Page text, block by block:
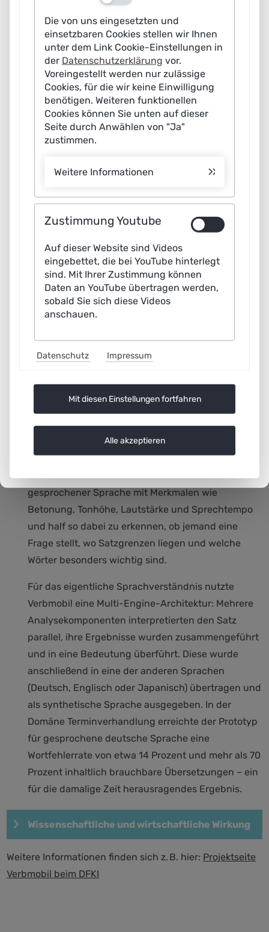
Demonstrationen und Einordnungen aus dieser Zeit, wie
wegweisend die entwickelten Technologien für
Übersetzungs- und Sprachassistenzsysteme waren. Das
Video ist hier abrufbar:Verbmobil - Multilinguale
Verarbeitung von Spontansprache - YouTube
„Im Unterschied zu vorangegangenen
Dialogübersetzungssystemen hat Verbmobil
Es benutzt ein explizites Dialoggedächtnis und
erklärte Projektleiter Prof. Dr. Dr. h.c. mult.
Wolfgang Wahlster die Innovation. Das
Englischen als ‚before‘ oder ‚in front of‘
übersetzt, abhängig davon, ob es in einem
zeitlichen oder in einem räumlichen Kontext
verwendet wird.“
erklärt
Gesprochenes wurde zunächst als digitales
Sprachsignal aufgenommen. Die Spracherkennung
erzeugte daraus ein Modell möglicher Wortfolgen.
Ein Prosodie-Modul analysierte die Klanggestaltung
gesprochener Sprache mit Merkmalen wie
Betonung, Tonhöhe, Lautstärke und Sprechtempo
und half so dabei zu erkennen, ob jemand eine
Frage stellt, wo Satzgrenzen liegen und welche
Wörter besonders wichtig sind.
Für das eigentliche Sprachverständnis nutzte
Verbmobil eine Multi-Engine-Architektur: Mehrere
Analysekomponenten interpretierten den Satz
parallel, ihre Ergebnisse wurden zusammengeführt
und in eine Bedeutung überführt. Diese wurde
anschließend in eine der anderen Sprachen
(Deutsch, Englisch oder Japanisch) übertragen und
als synthetische Sprache ausgegeben. In der
Domäne Terminverhandlung erreichte der Prototyp
für gesprochene deutsche Sprache eine
Wortfehlerrate von etwa 14 Prozent und mehr als 70
Prozent inhaltlich brauchbare Übersetzungen – ein
für die damalige Zeit herausragendes Ergebnis.
Wissenschaftliche und wirtschaftliche Wirkung
Weitere Informationen finden sich z. B. hier: Projektseite
Verbmobil beim DFKI
Die von uns eingesetzten und
einsetzbaren Cookies stellen wir Ihnen
unter dem Link Cookie-Einstellungen in
der Datenschutzerklärung vor.
Voreingestellt werden nur zulässige
Cookies, für die wir keine Einwilligung
benötigen. Weiteren funktionellen
Cookies können Sie unten auf dieser
Seite durch Anwählen von "Ja"
zustimmen.
Weitere Informationen
Zustimmung Youtube
Auf dieser Website sind Videos
eingebettet, die bei YouTube hinterlegt
sind. Mit Ihrer Zustimmung können
Daten an YouTube übertragen werden,
sobald Sie sich diese Videos
anschauen.
Datenschutz Impressum
Mit diesen Einstellungen fortfahren
Alle akzeptieren